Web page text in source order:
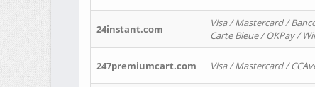
24instant.com
Visa / Mastercard /
Carte Bleue / OKPay /
247premiumcart.com Visa / Mastercard /